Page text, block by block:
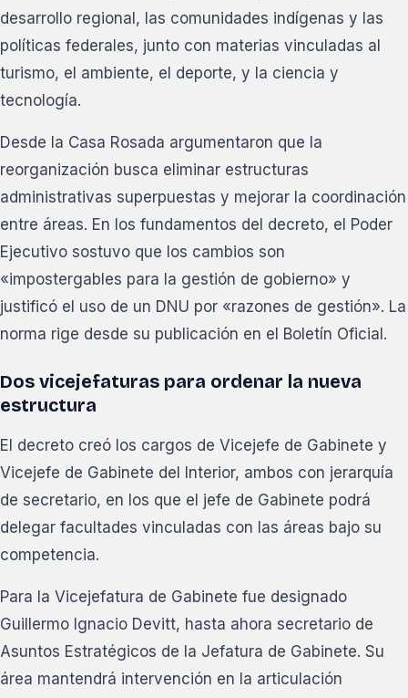
desarrollo regional, las comunidades indígenas y las
políticas federales, junto con materias vinculadas al
turismo, el ambiente, el deporte, y la ciencia y
tecnología.
Desde la Casa Rosada argumentaron que la
reorganización busca eliminar estructuras
administrativas superpuestas y mejorar la coordinación
entre áreas. En los fundamentos del decreto, el Poder
Ejecutivo sostuvo que los cambios son
«impostergables para la gestión de gobierno» y
justificó el uso de un DNU por «razones de gestión». La
norma rige desde su publicación en el Boletín Oficial.
Dos vicejefaturas para ordenar la nueva
estructura
El decreto creó los cargos de Vicejefe de Gabinete y
Vicejefe de Gabinete del Interior, ambos con jerarquía
de secretario, en los que el jefe de Gabinete podrá
delegar facultades vinculadas con las áreas bajo su
competencia.
Para la Vicejefatura de Gabinete fue designado
Guillermo Ignacio Devitt, hasta ahora secretario de
Asuntos Estratégicos de la Jefatura de Gabinete. Su
área mantendrá intervención en la articulación